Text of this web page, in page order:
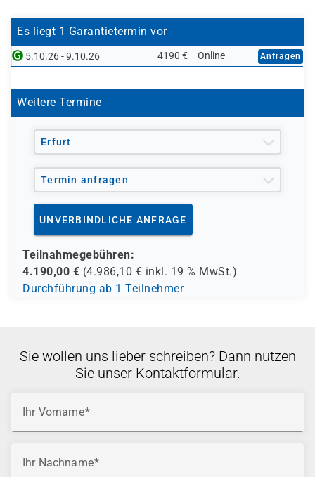
Es liegt 1 Garantietermin vor
5.10.26 - 9.10.26 4190 € Online Anfragen
Weitere Termine
Erfurt
Termin anfragen
UNVERBINDLICHE ANFRAGE
Teilnahmegebühren:
4.190,00 € (4.986,10 € inkl. 19 % MwSt.)
Durchführung ab 1 Teilnehmer
Sie wollen uns lieber schreiben? Dann nutzen
Sie unser Kontaktformular.
Ihr Vorname
Ihr Nachname